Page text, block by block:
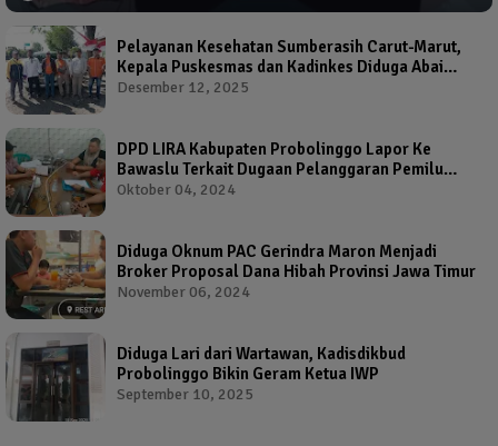
Pelayanan Kesehatan Sumberasih Carut-Marut,
Kepala Puskesmas dan Kadinkes Diduga Abai
Warga Jadi Korban
Desember 12, 2025
DPD LIRA Kabupaten Probolinggo Lapor Ke
Bawaslu Terkait Dugaan Pelanggaran Pemilu
Oleh Salah Satu Calon Wakil Bupati Probolinggo
Oktober 04, 2024
Diduga Oknum PAC Gerindra Maron Menjadi
Broker Proposal Dana Hibah Provinsi Jawa Timur
November 06, 2024
Diduga Lari dari Wartawan, Kadisdikbud
Probolinggo Bikin Geram Ketua IWP
September 10, 2025